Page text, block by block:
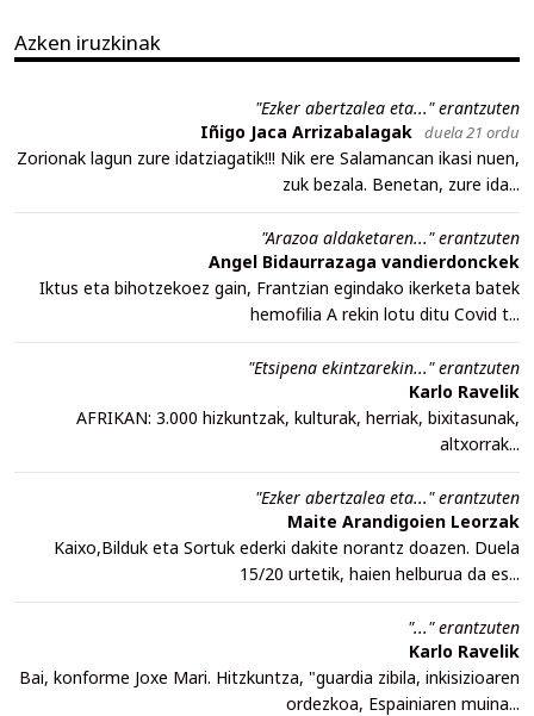
Azken iruzkinak
"Ezker abertzalea eta..." erantzuten
Iñigo Jaca Arrizabalagak duela 21 ordu
Zorionak lagun zure idatziagatik!!! Nik ere Salamancan ikasi nuen,
zuk bezala. Benetan, zure ida...
"Arazoa aldaketaren..." erantzuten
Angel Bidaurrazaga vandierdonckek
Iktus eta bihotzekoez gain, Frantzian egindako ikerketa batek
hemofilia A rekin lotu ditu Covid t...
"Etsipena ekintzarekin..." erantzuten
Karlo Ravelik
AFRIKAN: 3.000 hizkuntzak, kulturak, herriak, bixitasunak,
altxorrak...
"Ezker abertzalea eta..." erantzuten
Maite Arandigoien Leorzak
Kaixo,Bilduk eta Sortuk ederki dakite norantz doazen. Duela
15/20 urtetik, haien helburua da es...
"..." erantzuten
Karlo Ravelik
Bai, konforme Joxe Mari. Hitzkuntza, "guardia zibila, inkisizioaren
ordezkoa, Espainiaren muina...